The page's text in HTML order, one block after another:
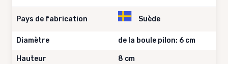
Pays de fabrication Suède
Diamètre de la boule pilon: 6 cm
Hauteur 8 cm